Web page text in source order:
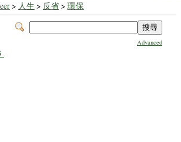
> 人生 > 反省> 環保
Advanced